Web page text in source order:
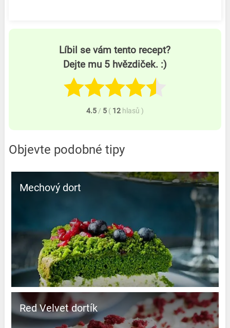
Líbil se vám tento recept?
Dejte mu 5 hvězdiček. :)
4.5 / 5 ( 12 hlasů )
Objevte podobné tipy
Mechový dort
Red Velvet dortík